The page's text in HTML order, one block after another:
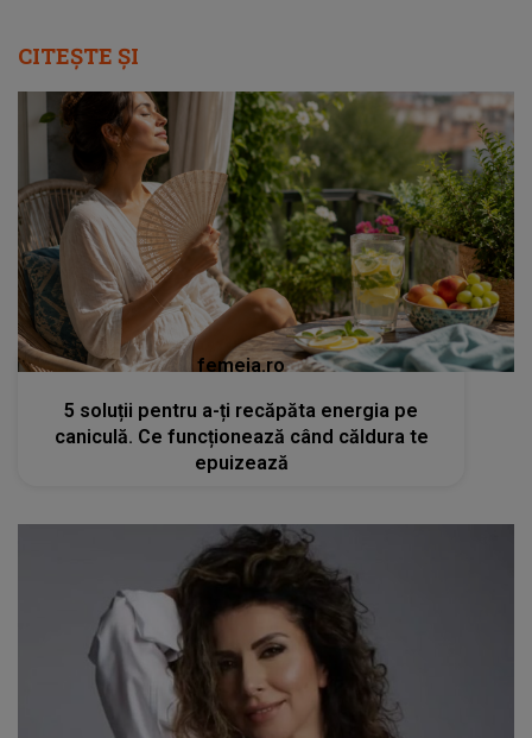
CITEȘTE ȘI
femeia.ro
5 soluții pentru a-ți recăpăta energia pe
caniculă. Ce funcționează când căldura te
epuizează